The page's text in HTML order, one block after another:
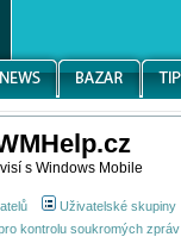
s Windows Mobile
Uživatelské skupiny
kontrolu soukromých zpráv